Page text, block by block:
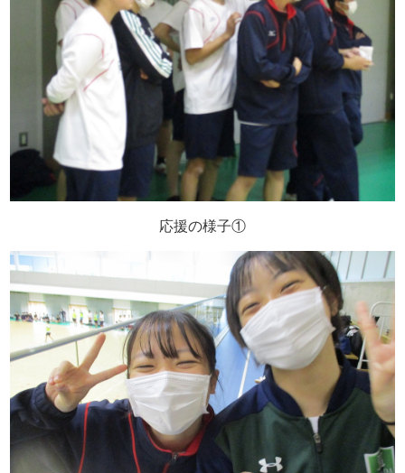
応援の様子①